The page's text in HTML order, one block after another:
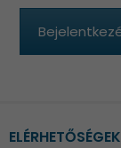
ELÉRHETŐSÉGEK